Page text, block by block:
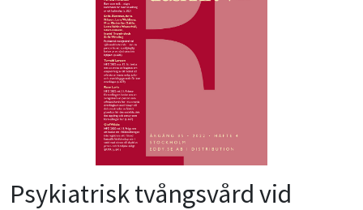
Psykiatrisk tvångsvård vid